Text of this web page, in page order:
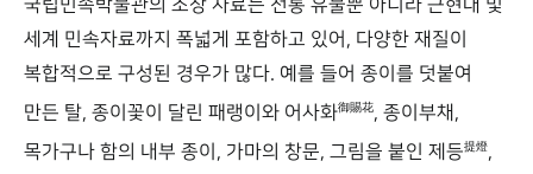
세계 민속자료까지 폭넓게 포함하고 있어, 다양한 재질이
복합적으로 구성된 경우가 많다. 예를 들어 종이를 덧붙여
만든 탈, 종이꽃이 달린 패랭이와 어사화御賜花, 종이부채,
목가구나 함의 내부 종이, 가마의 창문, 그림을 붙인 제등提燈,